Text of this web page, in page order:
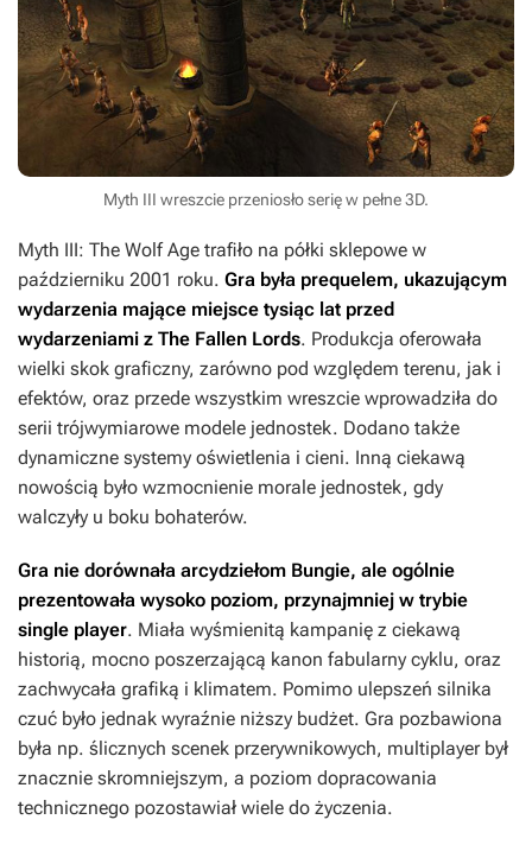
Myth III wreszcie przeniosło serię w pełne 3D.
Myth III: The Wolf Age trafiło na półki sklepowe w
październiku 2001 roku. Gra była prequelem, ukazującym
wydarzenia mające miejsce tysiąc lat przed
wydarzeniami z The Fallen Lords. Produkcja oferowała
wielki skok graficzny, zarówno pod względem terenu, jak i
efektów, oraz przede wszystkim wreszcie wprowadziła do
serii trójwymiarowe modele jednostek. Dodano także
dynamiczne systemy oświetlenia i cieni. Inną ciekawą
nowością było wzmocnienie morale jednostek, gdy
walczyły u boku bohaterów.
Gra nie dorównała arcydziełom Bungie, ale ogólnie
prezentowała wysoko poziom, przynajmniej w trybie
single player. Miała wyśmienitą kampanię z ciekawą
historią, mocno poszerzającą kanon fabularny cyklu, oraz
zachwycała grafiką i klimatem. Pomimo ulepszeń silnika
czuć było jednak wyraźnie niższy budżet. Gra pozbawiona
była np. ślicznych scenek przerywnikowych, multiplayer był
znacznie skromniejszym, a poziom dopracowania
technicznego pozostawiał wiele do życzenia.